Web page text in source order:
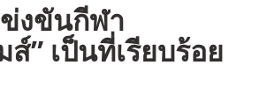
งขันกีฬา
” เป็นที่เรียบร้อย